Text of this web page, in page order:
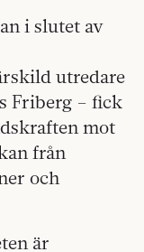
i slutet av
utredare
Friberg – fick
mot
från
och
är